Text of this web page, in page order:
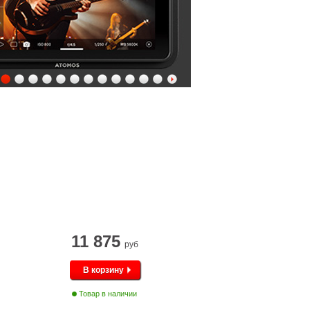
2 3 4 5 6 7 8 9 10111213
11 875 руб
В корзину
Товар в наличии